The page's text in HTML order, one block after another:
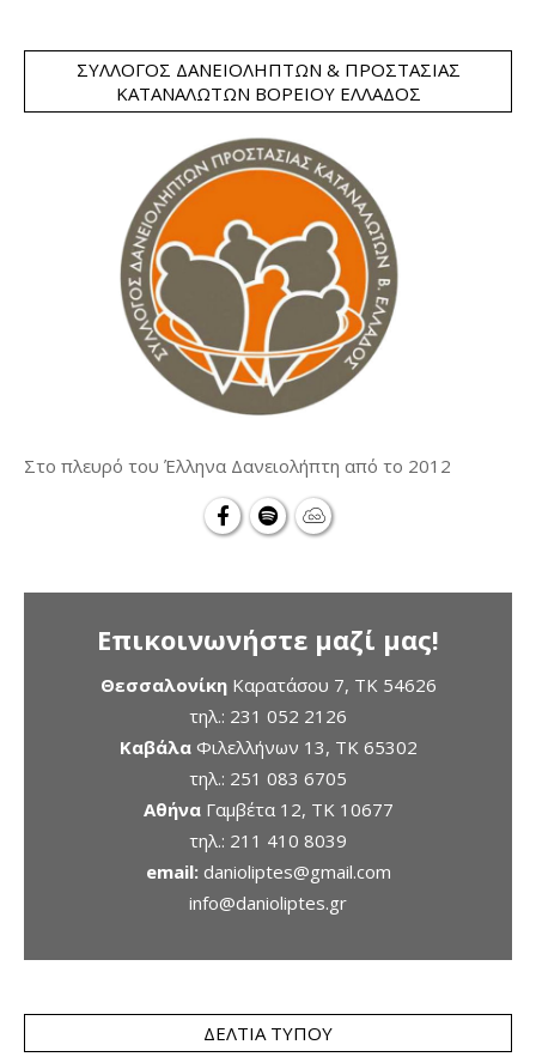
ΣΎΛΛΟΓΟΣ ΔΑΝΕΙΟΛΗΠΤΏΝ & ΠΡΟΣΤΑΣΊΑΣ
ΚΑΤΑΝΑΛΩΤΏΝ ΒΟΡΕΊΟΥ ΕΛΛΆΔΟΣ
Στο πλευρό του Έλληνα Δανειολήπτη από το 2012
Επικοινωνήστε μαζί μας!
ΘεσσαλονίκηΚαρατάσου 7, TK 54626
τηλ.: 231 052 2126
ΚαβάλαΦιλελλήνων 13, ΤΚ 65302
τηλ.: 251 083 6705
ΑθήναΓαμβέτα 12, ΤΚ 10677
τηλ.: 211 410 8039
email: danioliptes@gmail.com
info@danioliptes.gr
ΔΕΛΤΊΑ ΤΎΠΟΥ